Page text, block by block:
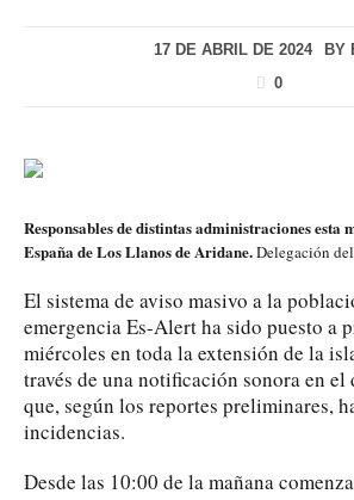
17 DE ABRIL DE 2024 BY
0
Responsables de distintas administraciones esta
España de Los Llanos de Aridane.Delegación
El sistema de aviso masivo a la
emergencia Es-Alert ha sido puesto a
miércoles en toda la extensión de la
través de una notificación sonora en
que, según los reportes preliminares,
incidencias.
Desde las 10:00 de la mañana